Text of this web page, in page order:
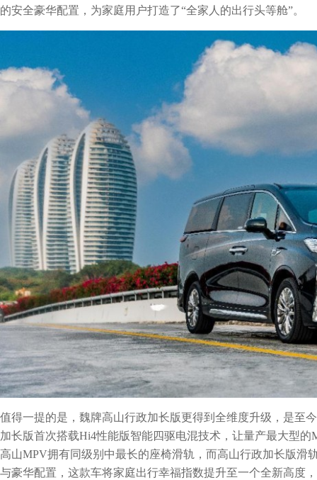
的安全豪华配置，为家庭用户打造了“全家人的出行头等舱”。
值得一提的是，魏牌高山行政加长版更得到全维度升级，是至
加长版首次搭载Hi4性能版智能四驱电混技术，让量产最大型
高山MPV拥有同级别中最长的座椅滑轨，而高山行政加长版滑
与豪华配置，这款车将家庭出行幸福指数提升至一个全新高度